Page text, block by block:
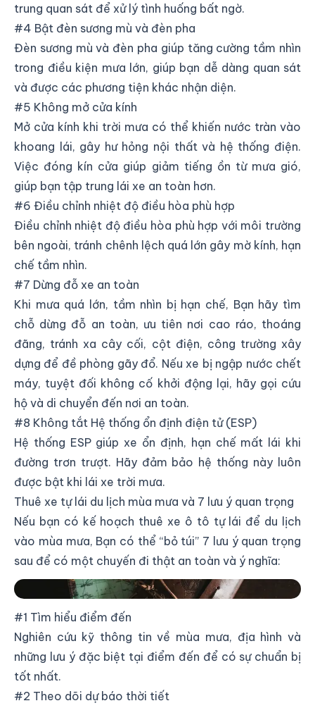
trung quan sát để xử lý tình huống bất ngờ.
#4 Bật đèn sương mù và đèn pha
Đèn sương mù và đèn pha giúp tăng cường tầm nhìn
trong điều kiện mưa lớn, giúp bạn dễ dàng quan sát
và được các phương tiện khác nhận diện.
#5 Không mở cửa kính
Mở cửa kính khi trời mưa có thể khiến nước tràn vào
khoang lái, gây hư hỏng nội thất và hệ thống điện.
Việc đóng kín cửa giúp giảm tiếng ồn từ mưa gió,
giúp bạn tập trung lái xe an toàn hơn.
#6 Điều chỉnh nhiệt độ điều hòa phù hợp
Điều chỉnh nhiệt độ điều hòa phù hợp với môi trường
bên ngoài, tránh chênh lệch quá lớn gây mờ kính, hạn
chế tầm nhìn.
#7 Dừng đỗ xe an toàn
Khi mưa quá lớn, tầm nhìn bị hạn chế, Bạn hãy tìm
chỗ dừng đỗ an toàn, ưu tiên nơi cao ráo, thoáng
đãng, tránh xa cây cối, cột điện, công trường xây
dựng để đề phòng gãy đổ. Nếu xe bị ngập nước chết
máy, tuyệt đối không cố khởi động lại, hãy gọi cứu
hộ và di chuyển đến nơi an toàn.
#8 Không tắt Hệ thống ổn định điện tử (ESP)
Hệ thống ESP giúp xe ổn định, hạn chế mất lái khi
đường trơn trượt. Hãy đảm bảo hệ thống này luôn
được bật khi lái xe trời mưa.
Thuê xe tự lái du lịch mùa mưa và 7 lưu ý quan trọng
Nếu bạn có kế hoạch thuê xe ô tô tự lái để du lịch
vào mùa mưa, Bạn có thể “bỏ túi” 7 lưu ý quan trọng
sau để có một chuyến đi thật an toàn và ý nghĩa:
Thuê xe tự lái du lịch mùa mưa và 7 lưu ý quan trọng
#1 Tìm hiểu điểm đến
Nghiên cứu kỹ thông tin về mùa mưa, địa hình và
những lưu ý đặc biệt tại điểm đến để có sự chuẩn bị
tốt nhất.
#2 Theo dõi dự báo thời tiết